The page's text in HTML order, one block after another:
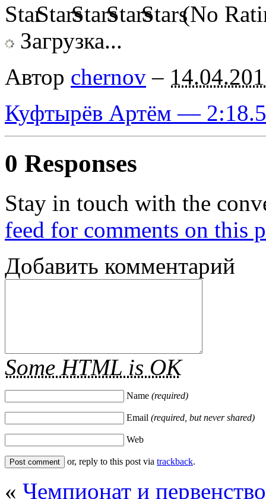
(No
Загрузка...
Автор chernov –
Куфтырёв Артём —
0 Responses
Stay in touch with the
feed for comments on this
Добавить комментарий
Some HTML is OK
Name (required)
Email (required, but never shared)
Web
or, reply to this post via trackback.
« Чемпионат и